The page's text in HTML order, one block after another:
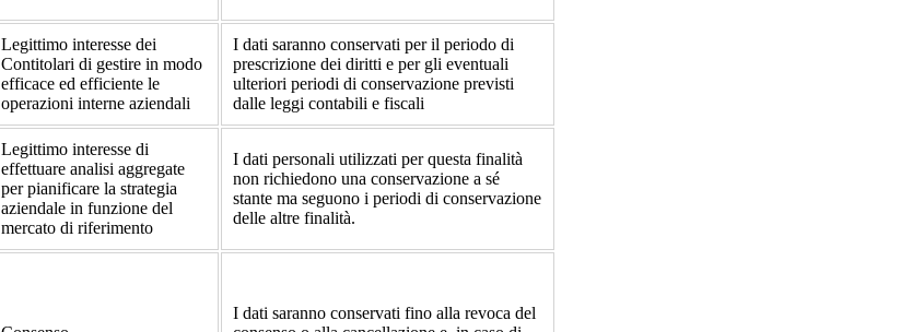
Legittimo interesse dei
Contitolari di gestire in modo
efficace ed efficiente le
operazioni interne aziendali
I dati saranno conservati per il periodo di
prescrizione dei diritti e per gli eventuali
ulteriori periodi di conservazione previsti
dalle leggi contabili e fiscali
Legittimo interesse di
effettuare analisi aggregate
per pianificare la strategia
aziendale in funzione del
mercato di riferimento
I dati personali utilizzati per questa finalità
non richiedono una conservazione a sé
stante ma seguono i periodi di conservazione
delle altre finalità.
I dati saranno conservati fino alla revoca del